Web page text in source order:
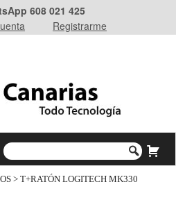
608 021 425
Registrarme
> T+RATÓN LOGITECH MK330